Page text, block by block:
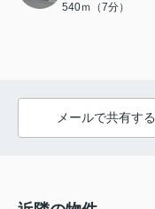
540ｍ（7分）
メールで共有する